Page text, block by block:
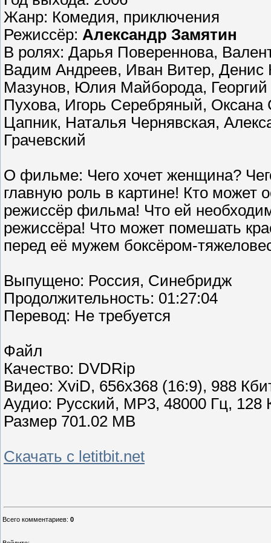
Жанр: Комедия, приключения
Режиссёр: Александр Замятин
В ролях: Дарья Повереннова,
Вадим Андреев, Иван Витер,
Мазунов, Юлия Майборода,
Пухова, Игорь Серебряный,
Цапник, Наталья Чернявская,
Грачевский
О фильме: Чего хочет женщина?
главную роль в картине! Кто может
режиссёр фильма! Что ей
режиссёра! Что может помешать
перед её мужем боксёром-
Выпущено: Россия, Синебридж
Продолжительность: 01:27:04
Перевод: Не требуется
Файл
Качество: DVDRip
Видео: XviD, 656x368 (16:9), 988
Аудио: Русский, MP3, 48000 Гц, 128
Размер 701.02 MB
Скачать с letitbit.net
Всего комментариев: 0